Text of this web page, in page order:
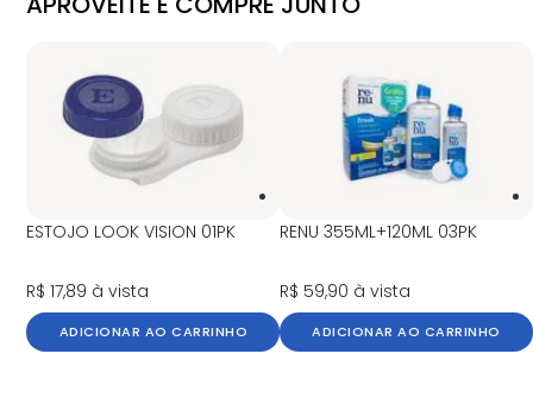
ESTOJO LOOK VISION 01PK
R$ 17,89 à vista
ADICIONAR AO CARRINHO
RENU 355ML+120ML 03PK
R$ 59,90 à vista
ADICIONAR AO CARRINHO